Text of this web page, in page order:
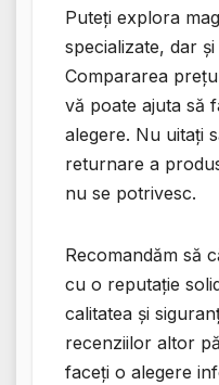
Puteți explora
specializate, dar
Compararea
vă poate ajuta să
alegere. Nu uitați
returnare a
nu se potrivesc.
Recomandăm să
cu o reputație
calitatea și
recenziilor altor
faceți o alegere